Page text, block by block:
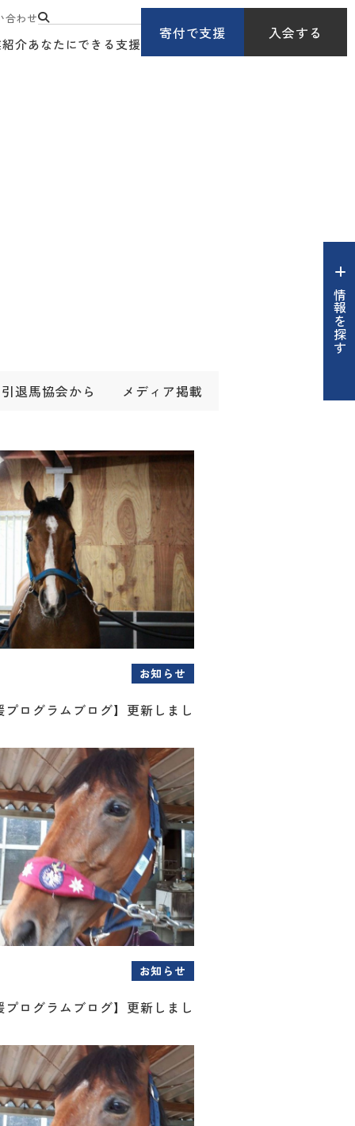
合わせ
介あなたにできる支援
寄付で支援 入会する
情報を探す
引退馬協会から メディア掲載
お知らせ
ログラムブログ】更新しまし
お知らせ
ログラムブログ】更新しまし